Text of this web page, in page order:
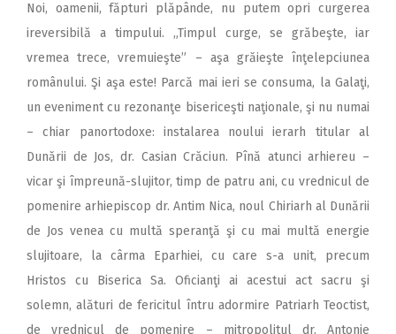
Noi, oamenii, făpturi plăpânde, nu putem opri curgerea
ireversibilă a timpului. „Timpul curge, se grăbeşte, iar
vremea trece, vremuieşte” – aşa grăieşte înţelepciunea
românului. Şi aşa este! Parcă mai ieri se consuma, la Galaţi,
un eveniment cu rezonanţe bisericeşti naţionale, şi nu numai
– chiar panortodoxe: instalarea noului ierarh titular al
Dunării de Jos, dr. Casian Crăciun. Pînă atunci arhiereu –
vicar şi împreună-slujitor, timp de patru ani, cu vrednicul de
pomenire arhiepiscop dr. Antim Nica, noul Chiriarh al Dunării
de Jos venea cu multă speranţă şi cu mai multă energie
slujitoare, la cârma Eparhiei, cu care s-a unit, precum
Hristos cu Biserica Sa. Oficianţi ai acestui act sacru şi
solemn, alături de fericitul întru adormire Patriarh Teoctist,
de vrednicul de pomenire – mitropolitul dr. Antonie